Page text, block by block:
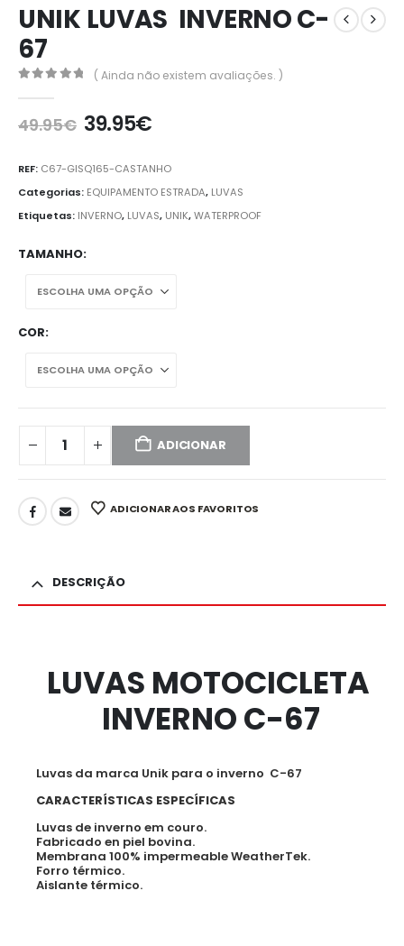
UNIK LUVAS INVERNO C-
67
( Ainda não existem avaliações. )
49.95€ 39.95€
REF: C67-GISQ165-CASTANHO
Categorias: EQUIPAMENTO ESTRADA, LUVAS
Etiquetas: INVERNO, LUVAS, UNIK,WATERPROOF
TAMANHO
COR
ADICIONAR
ADICIONAR AOS FAVORITOS
DESCRIÇÃO
LUVAS MOTOCICLETA
INVERNO C-67
Luvas da marca Unik para o inverno C-67
CARACTERÍSTICAS ESPECÍFICAS
Luvas de inverno em couro.
Fabricado en piel bovina.
Membrana 100% impermeable WeatherTek.
Forro térmico.
Aislante térmico.